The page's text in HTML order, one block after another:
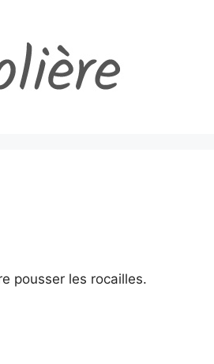
pousser les rocailles.